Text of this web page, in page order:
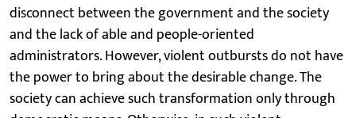
disconnect between the government and the society
and the lack of able and people-oriented
administrators. However, violent outbursts do not have
the power to bring about the desirable change. The
society can achieve such transformation only through